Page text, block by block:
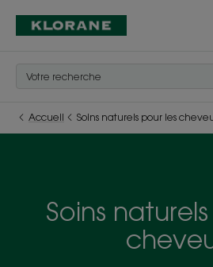
Accueil Soins naturels pour les
Soins